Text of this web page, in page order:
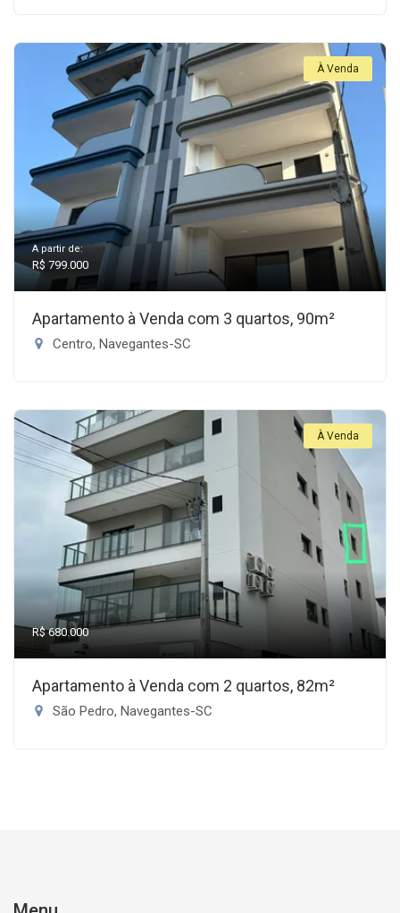
À Venda
A partir de:
R$ 799.000
Apartamento à Venda com 3 quartos, 90m²
Centro, Navegantes-SC
À Venda
R$ 680.000
Apartamento à Venda com 2 quartos, 82m²
São Pedro, Navegantes-SC